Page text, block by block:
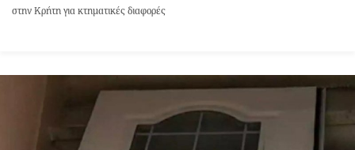
στην Κρήτη για κτηματικές διαφορές